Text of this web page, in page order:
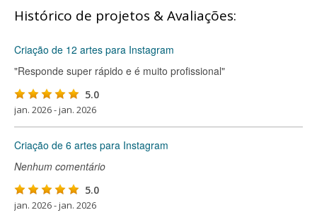
Histórico de projetos & Avaliações:
Criação de 12 artes para Instagram
"Responde super rápido e é muito profissional"
5.0
jan. 2026 - jan. 2026
Criação de 6 artes para Instagram
Nenhum comentário
5.0
jan. 2026 - jan. 2026